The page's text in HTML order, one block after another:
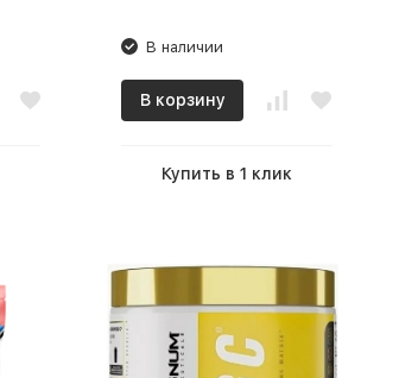
В наличии
В корзину
Купить в 1 клик